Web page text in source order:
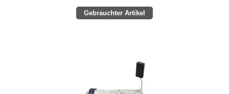
Gebrauchter Artikel